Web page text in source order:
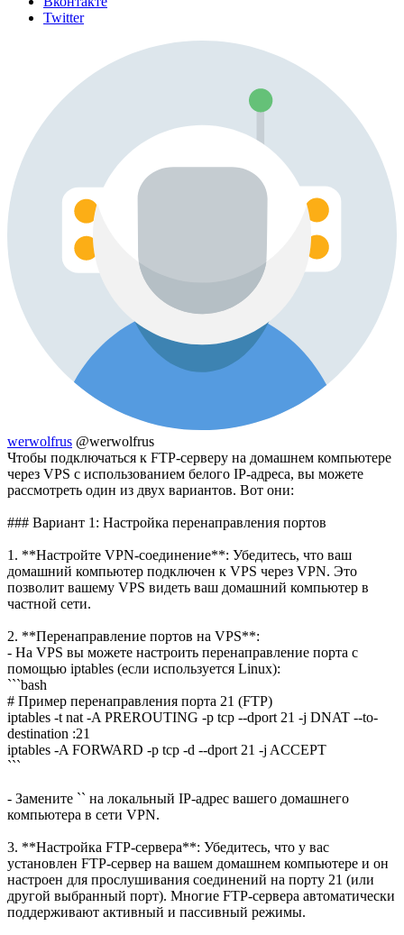
Twitter
werwolfrus @werwolfrus
Чтобы подключаться к FTP-серверу на домашнем компьютере
через VPS с использованием белого IP-адреса, вы можете
рассмотреть один из двух вариантов. Вот они:
### Вариант 1: Настройка перенаправления портов
1. **Настройте VPN-соединение**: Убедитесь, что ваш
домашний компьютер подключен к VPS через VPN. Это
позволит вашему VPS видеть ваш домашний компьютер в
частной сети.
2. **Перенаправление портов на VPS**:
- На VPS вы можете настроить перенаправление порта с
помощью iptables (если используется Linux):
```bash
# Пример перенаправления порта 21 (FTP)
iptables -t nat -A PREROUTING -p tcp --dport 21 -j DNAT --to-
destination :21
iptables -A FORWARD -p tcp -d --dport 21 -j ACCEPT
```
- Замените `` на локальный IP-адрес вашего домашнего
компьютера в сети VPN.
3. **Настройка FTP-сервера**: Убедитесь, что у вас
установлен FTP-сервер на вашем домашнем компьютере и он
настроен для прослушивания соединений на порту 21 (или
другой выбранный порт). Многие FTP-сервера автоматически
поддерживают активный и пассивный режимы.